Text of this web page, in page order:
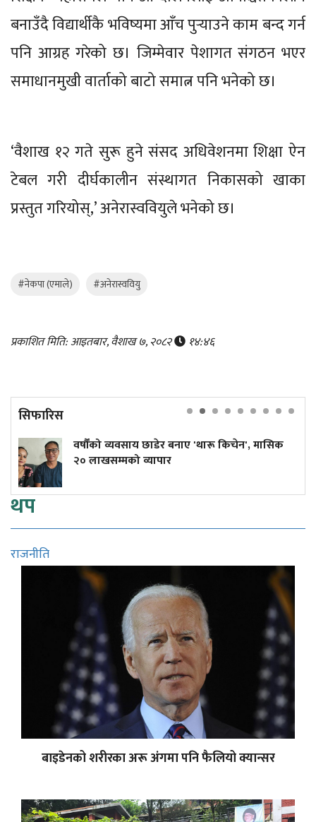
बनाउँदै विद्यार्थीकै भविष्यमा आँच पुर्‍याउने काम बन्द गर्न
पनि आग्रह गरेको छ। जिम्मेवार पेशागत संगठन भएर
समाधानमुखी वार्ताको बाटो समात्न पनि भनेको छ।
‘वैशाख १२ गते सुरू हुने संसद अधिवेशनमा शिक्षा ऐन
टेबल गरी दीर्घकालीन संस्थागत निकासको खाका
प्रस्तुत गरियोस्,’ अनेरास्ववियुले भनेको छ।
#नेकपा (एमाले) #अनेरास्ववियु
प्रकाशित मिति: आइतबार, वैशाख ७, २०८२ १४:४६
सिफारिस
छाडेर बनाए 'थारू किचेन', मासिक
व्यापार
कांग्रेस
थप
राजनीति
बाइडेनको शरीरका अरू अंगमा पनि फैलियो क्यान्सर